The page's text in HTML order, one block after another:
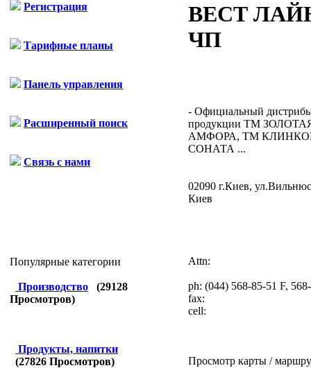
Регистрация
Тарифные планы
Панель управления
Расширенный поиск
Связь с нами
Популярные категории
Производство (29128
Просмотров)
Продукты, напитки
(27826 Просмотров)
ВЕСТ
ЧП
- Официальный
продукции ТМ
АМФОРА, ТМ
СОНАТА ...
02090 г.Киев,
Киев
Attn:
ph: (044) 568-85-51 F,
fax:
cell:
Просмотр карты /